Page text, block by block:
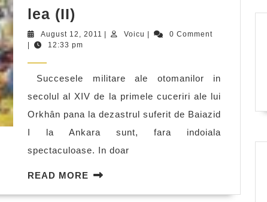
lea (II)
militara
a
Otoman
in
Europa
in
secolul
al
August 12, 2011 AugustVoicu Voicu
0 Comment
12:33 pm
Succesele militare ale otomanilor in
secolul al XIV de la primele cuceriri ale lui
Orkhân pana la dezastrul suferit de Baiazid
I la Ankara sunt, fara indoiala
spectaculoase. In doar
READ MORE READ